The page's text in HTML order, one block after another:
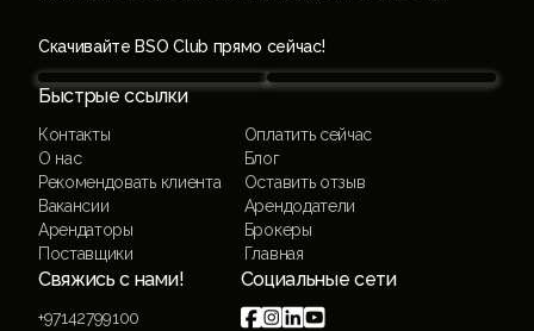
Скачивайте BSO Club прямо сейчас!
Быстрые ссылки
Контакты
Оплатить сейчас
О нас
Блог
Рекомендовать клиента
Оставить отзыв
Вакансии
Арендодатели
Арендаторы
Брокеры
Поставщики
Главная
Свяжись с нами!
+97142799100
Социальные сети
